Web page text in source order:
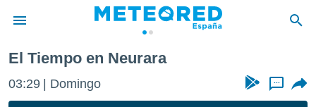
de
El Tiempo en Neurara
03:29 Domingo ...